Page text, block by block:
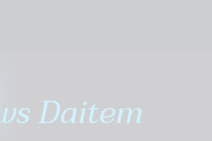
Daitem